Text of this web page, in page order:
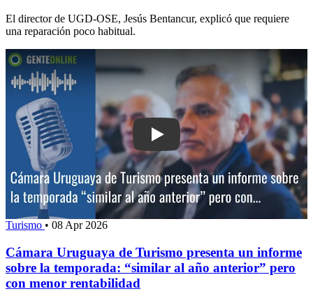
El director de UGD-OSE, Jesús Bentancur, explicó que requiere
una reparación poco habitual.
Play: Cámara Uruguaya de Turismo
Turismo • 08 Apr 2026
Cámara Uruguaya de Turismo presenta un informe
sobre la temporada: “similar al año anterior” pero
con menor rentabilidad